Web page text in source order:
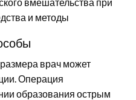
врач может
Операция
образования острым